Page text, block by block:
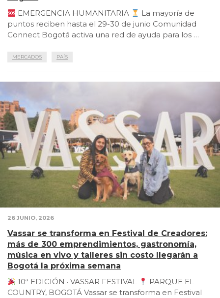
EMERGENCIA HUMANITARIA
La mayoría de
puntos reciben hasta el 29-30 de junio Comunidad
Connect Bogotá activa una red de ayuda para los …
MERCADOS PAÍS
26 JUNIO, 2026
Vassar se transforma en Festival de Creadores:
más de 300 emprendimientos, gastronomía,
música en vivo y talleres sin costo llegarán a
Bogotá la próxima semana
10ª EDICIÓN · VASSAR FESTIVAL
PARQUE EL
COUNTRY, BOGOTÁ Vassar se transforma en Festival